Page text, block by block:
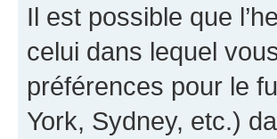
Il est possible que
celui dans lequel
préférences pour le
York, Sydney, etc.)